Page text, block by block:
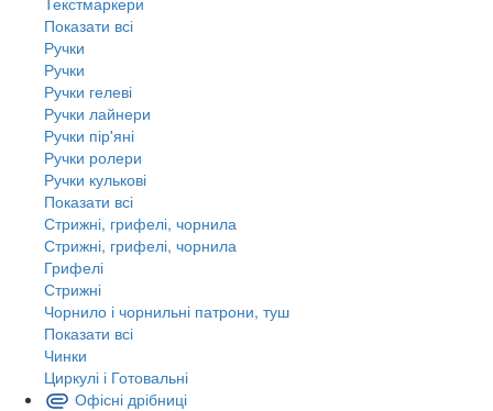
Показати всі
Ручки
Ручки
Ручки гелеві
Ручки лайнери
Ручки пір'яні
Ручки ролери
Ручки кулькові
Показати всі
Стрижні, грифелі, чорнила
Стрижні, грифелі, чорнила
Грифелі
Стрижні
Чорнило і чорнильні патрони, туш
Показати всі
Чинки
Циркулі і Готовальні
Офісні дрібниці